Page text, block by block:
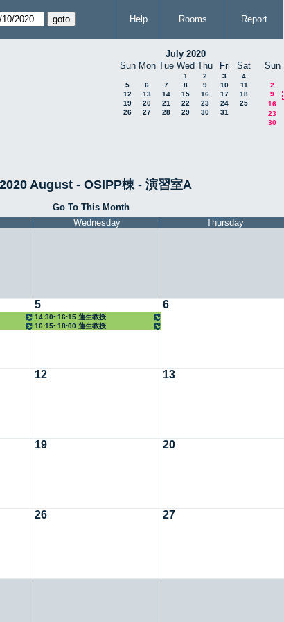
Help Rooms Report
July 2020
Sun Mon Tue Wed Thu Fri Sat
1 2 3
4
5
6 7 8 9 10
11
12
13 14 15 16 17
18
19
20 21 22 23 24
25
26
27 28 29 30 31
Sun
2
9
16
23
30
2020 August - OSIPP棟 - 演習室A
Go To This Month
Wednesday Thursday
5
14:30~16:15 蓮生教授
16:15~18:00 蓮生教授
6
12 13
19 20
26 27